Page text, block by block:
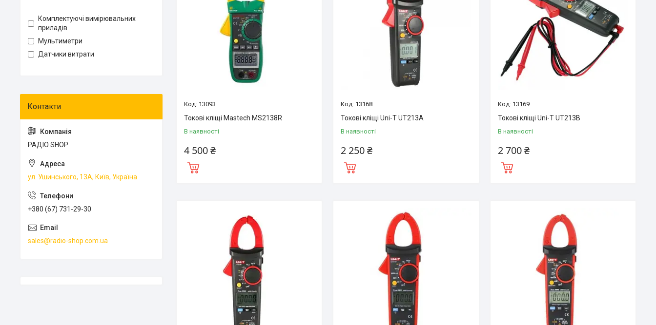
13093
Токові кліщі Mastech MS2138R
В наявності
4 500 ₴
13168
Токові кліщі Uni-T UT213A
В наявності
2 250 ₴
13169
Токові кліщі Uni-T UT213B
В наявності
2 700 ₴
Комплектуючі вимірювальних
приладів
Мультиметри
Датчики витрати
РАДІО SHOP
ул. Ушинського, 13А, Київ, Україна
+380 (67) 731-29-30
sales@radio-shop.com.ua